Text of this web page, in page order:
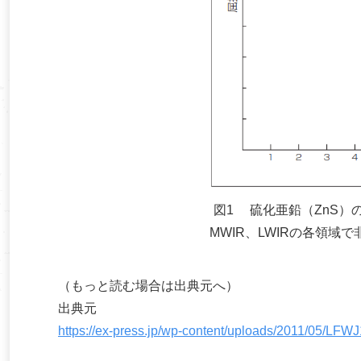
図1 硫化亜鉛（ZnS）
MWIR、LWIRの各領域
（もっと読む場合は出典元へ）
出典元
https://ex-press.jp/wp-content/uploads/2011/05/